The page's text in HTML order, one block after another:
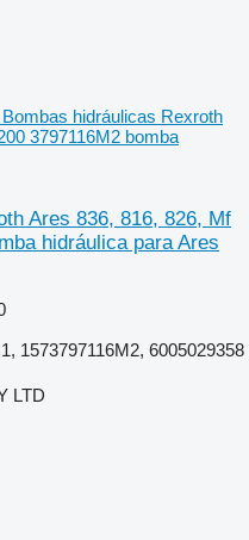
hidráulicas Rexroth
3797116M2 bomba
Ares 836, 816, 826, Mf
hidráulica para Ares
1573797116M2, 6005029358
LTD